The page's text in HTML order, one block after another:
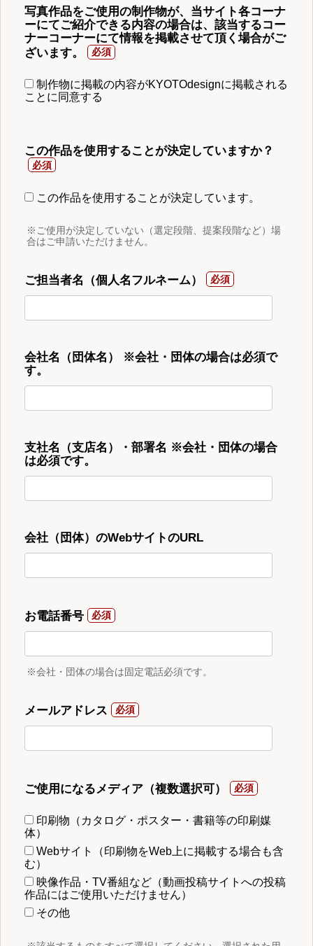
写真作品をご使用の制作物が、当サイト各コーナ
ーにてご紹介できる内容の場合は、該当するコー
ナーコーナーにて情報を掲載させて頂く場合がご
ざいます。
制作物に掲載の内容がKYOTOdesignに掲載される
ことに同意する
この作品を使用することが決定していますか？
この作品を使用することが決定しています。
※ご使用が決定していない（選定段階、提案段階など）場
合はご申請いただけません。
ご担当者名（個人名フルネーム）
会社名（団体名） ※会社・団体の場合は必須で
す。
支社名（支店名）・部署名 ※会社・団体の場合
は必須です。
会社（団体）のWebサイトのURL
お電話番号
※会社・団体の場合は固定電話必須です。
メールアドレス
ご使用になるメディア（複数選択可）
印刷物（カタログ・ポスター・書籍等の印刷媒
体）
Webサイト（印刷物をWeb上に掲載する場合も含
む）
映像作品・TV番組など（動画投稿サイトへの投稿
作品にはご使用いただけません）
その他